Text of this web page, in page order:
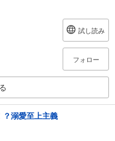
試し読み
フォロー
溺愛至上主義